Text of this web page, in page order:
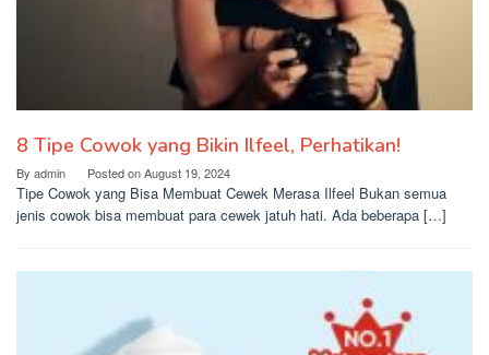
8 Tipe Cowok yang Bikin Ilfeel, Perhatikan!
By admin Posted onAugust 19, 2024
Tipe Cowok yang Bisa Membuat Cewek Merasa Ilfeel Bukan semua
jenis cowok bisa membuat para cewek jatuh hati. Ada beberapa […]